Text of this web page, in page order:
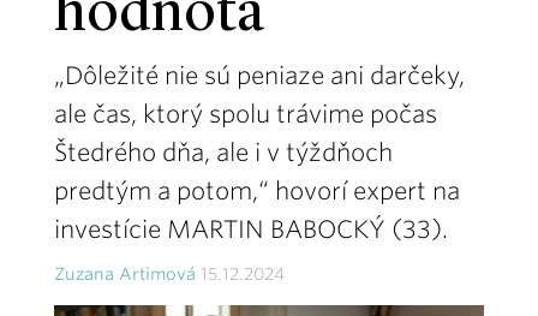
hodnota
„Dôležité nie sú peniaze ani darčeky,
ale čas, ktorý spolu trávime počas
Štedrého dňa, ale i v týždňoch
predtým a potom,“ hovorí expert na
investície MARTIN BABOCKÝ (33).
Zuzana Artimová 15.12.2024